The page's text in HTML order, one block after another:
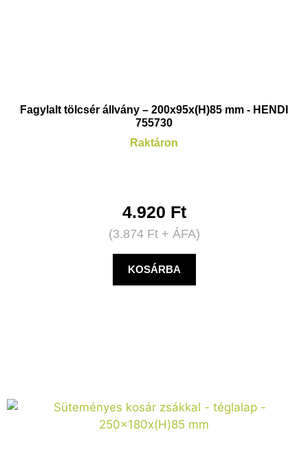
Fagylalt tölcsér állvány – 200x95x(H)85 mm - HENDI
755730
Raktáron
4.920 Ft
(3.874 Ft+ ÁFA)
KOSÁRBA